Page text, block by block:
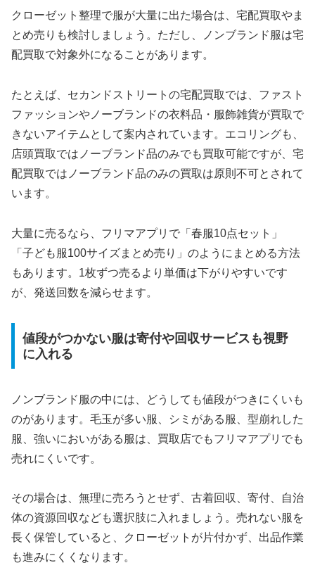
クローゼット整理で服が大量に出た場合は、宅配買取やま
とめ売りも検討しましょう。ただし、ノンブランド服は宅
配買取で対象外になることがあります。
たとえば、セカンドストリートの宅配買取では、ファスト
ファッションやノーブランドの衣料品・服飾雑貨が買取で
きないアイテムとして案内されています。エコリングも、
店頭買取ではノーブランド品のみでも買取可能ですが、宅
配買取ではノーブランド品のみの買取は原則不可とされて
います。
大量に売るなら、フリマアプリで「春服10点セット」
「子ども服100サイズまとめ売り」のようにまとめる方法
もあります。1枚ずつ売るより単価は下がりやすいです
が、発送回数を減らせます。
値段がつかない服は寄付や回収サービスも視野
に入れる
ノンブランド服の中には、どうしても値段がつきにくいも
のがあります。毛玉が多い服、シミがある服、型崩れした
服、強いにおいがある服は、買取店でもフリマアプリでも
売れにくいです。
その場合は、無理に売ろうとせず、古着回収、寄付、自治
体の資源回収なども選択肢に入れましょう。売れない服を
長く保管していると、クローゼットが片付かず、出品作業
も進みにくくなります。